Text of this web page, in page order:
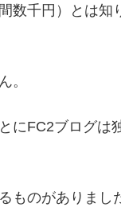
数千円）とは知
。
にFC2ブログは
ものがありまし